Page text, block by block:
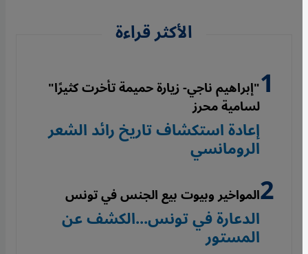
الأكثر قراءة
"إبراهيم ناجي- زيارة حميمة تأخرت كثيرًا"
لسامية محرز
إعادة استكشاف تاريخ رائد الشعر
الرومانسي
المواخير وبيوت بيع الجنس في تونس
الدعارة في تونس...الكشف عن
المستور